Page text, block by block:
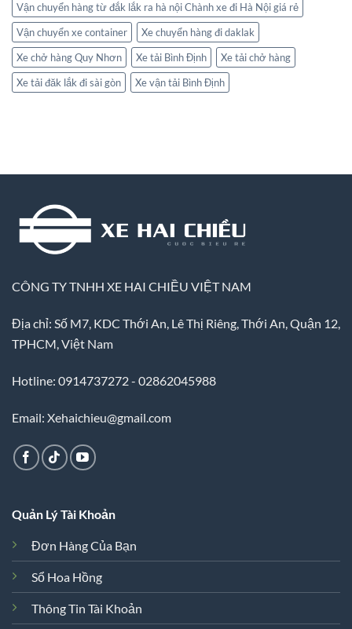
Vận chuyển hàng từ đắk lắk ra hà nội Chành xe đi Hà Nội giá rẻ
Vận chuyển xe container
Xe chuyển hàng đi daklak
Xe chở hàng Quy Nhơn
Xe tải Bình Định
Xe tải chở hàng
Xe tải đăk lắk đi sài gòn
Xe vận tải Bình Định
CÔNG TY TNHH XE HAI CHIỀU VIỆT NAM
Địa chỉ: Số M7, KDC Thới An, Lê Thị Riêng, Thới An, Quận 12,
TPHCM, Việt Nam
Hotline: 0914737272 - 02862045988
Email: Xehaichieu@gmail.com
Quản Lý Tài Khoản
Đơn Hàng Của Bạn
Sổ Hoa Hồng
Thông Tin Tài Khoản